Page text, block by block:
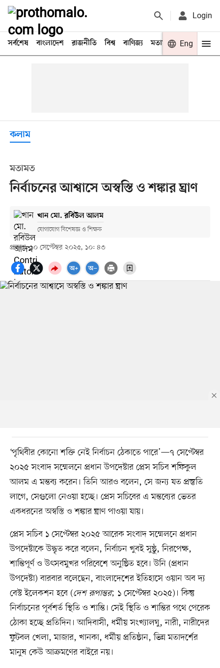
Login
সর্বশেষ বাংলাদেশ রাজনীতি বিশ্ব বাণিজ্য মতামত খেলা
Eng
কলাম
মতামত
নির্বাচনের আশ্বাসে অস্বস্তি ও শঙ্কার ঘ্রাণ
খান মো. রবিউল আলম
যোগাযোগ বিশেষজ্ঞ ও শিক্ষক
প্রকাশ: ১০ সেপ্টেম্বর ২০২৫, ১০: ৪৩
‘পৃথিবীর কোনো শক্তি নেই নির্বাচন ঠেকাতে পারে’—৭ সেপ্টেম্বর
২০২৫ সংবাদ সম্মেলনে প্রধান উপদেষ্টার প্রেস সচিব শফিকুল
আলম এ মন্তব্য করেন। তিনি আরও বলেন, সে জন্য যত প্রস্তুতি
লাগে, সেগুলো নেওয়া হচ্ছে। প্রেস সচিবের এ মন্তব্যের ভেতর
একধরনের অস্বস্তি ও শঙ্কার ঘ্রাণ পাওয়া যায়।
প্রেস সচিব ১ সেপ্টেম্বর ২০২৫ আরেক সংবাদ সম্মেলনে প্রধান
উপদেষ্টাকে উদ্ধৃত করে বলেন, নির্বাচন খুবই সুষ্ঠু, নিরপেক্ষ,
শান্তিপূর্ণ ও উৎসবমুখর পরিবেশে অনুষ্ঠিত হবে। উনি (প্রধান
উপদেষ্টা) বারবার বলেছেন, বাংলাদেশের ইতিহাসে ওয়ান অব দ্য
বেস্ট ইলেকশন হবে (দেশ রূপান্তর; ১ সেপ্টেম্বর ২০২৫)। কিন্তু
নির্বাচনের পূর্বশর্ত স্থিতি ও শান্তি। সেই স্থিতি ও শান্তির পথে পেরেক
ঠোকা হচ্ছে প্রতিদিন। আদিবাসী, ধর্মীয় সংখ্যালঘু, নারী, নারীদের
ফুটবল খেলা, মাজার, খানকা, ধর্মীয় প্রতিষ্ঠান, ভিন্ন মতাদর্শের
মানুষ কেউ আক্রমণের বাইরে নয়।